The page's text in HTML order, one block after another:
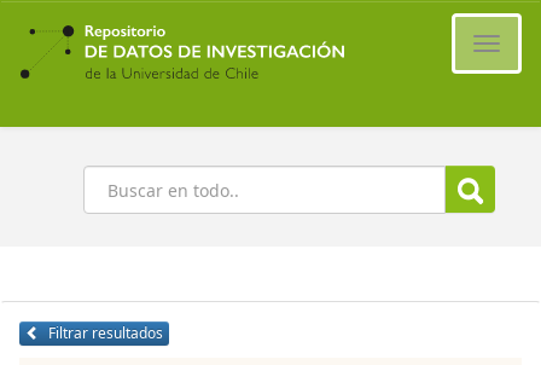
Ir
contenido
principal
Buscar
Filtrar resultados